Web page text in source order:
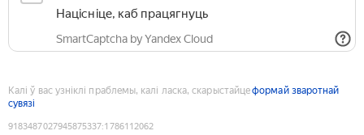
Націсніце, каб працягнуць
SmartCaptcha by Yandex Cloud
Калі ў вас узніклі праблемы, калі ласка, скарыстайцеформай зваротнай
сувязі
9183487027945875337:1786112062